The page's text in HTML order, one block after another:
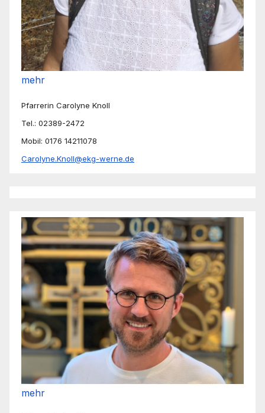
mehr
Pfarrerin Carolyne Knoll
Tel.: 02389-2472
Mobil: 0176 14211078
Carolyne.Knoll@ekg-werne.de
mehr